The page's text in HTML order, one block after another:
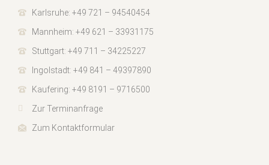
Karlsruhe: +49 721 – 94540454
Mannheim: +49 621 – 33931175
Stuttgart: +49 711 – 34225227
Ingolstadt: +49 841 – 49397890
Kaufering: +49 8191 – 9716500
Zur Terminanfrage
Zum Kontaktformular